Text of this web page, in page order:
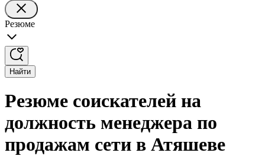
Резюме
Найти
Резюме соискателей на
должность менеджера по
продажам сети в Атяшеве